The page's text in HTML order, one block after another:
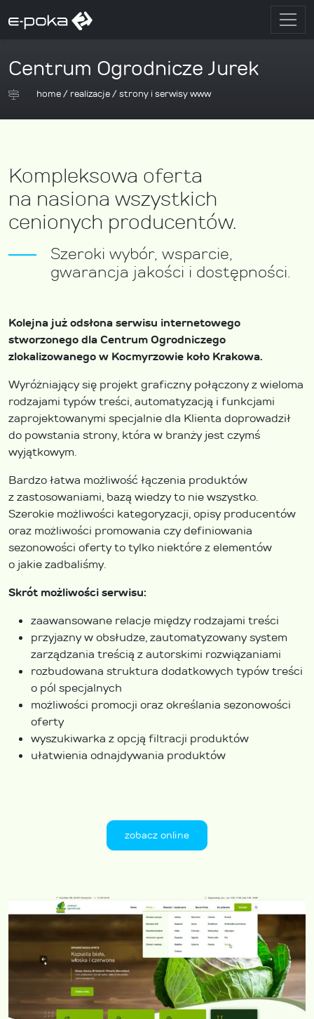
Centrum Ogrodnicze Jurek
home/ realizacje/strony i serwisy www
Kompleksowa oferta
na nasiona wszystkich
cenionych producentów.
Szeroki wybór, wsparcie,
gwarancja jakości i dostępności.
Kolejna już odsłona serwisu internetowego
stworzonego dla Centrum Ogrodniczego
zlokalizowanego w Kocmyrzowie koło Krakowa.
Wyróżniający się projekt graficzny połączony z wieloma
rodzajami typów treści, automatyzacją i funkcjami
zaprojektowanymi specjalnie dla Klienta doprowadził
do powstania strony, która w branży jest czymś
wyjątkowym.
Bardzo łatwa możliwość łączenia produktów
z zastosowaniami, bazą wiedzy to nie wszystko.
Szerokie możliwości kategoryzacji, opisy producentów
oraz możliwości promowania czy definiowania
sezonowości oferty to tylko niektóre z elementów
o jakie zadbaliśmy.
Skrót możliwości serwisu:
zaawansowane relacje między rodzajami treści
przyjazny w obsłudze, zautomatyzowany system
zarządzania treścią z autorskimi rozwiązaniami
rozbudowana struktura dodatkowych typów treści
o pól specjalnych
możliwości promocji oraz określania sezonowości
oferty
wyszukiwarka z opcją filtracji produktów
ułatwienia odnajdywania produktów
zobacz online